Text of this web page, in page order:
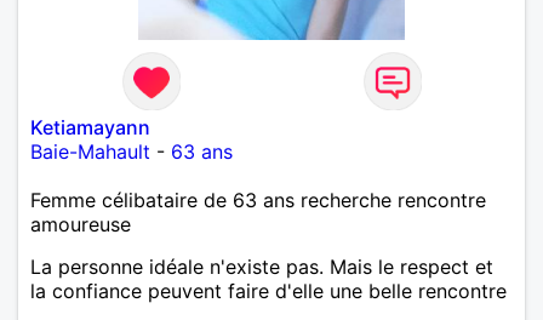
Ketiamayann
Baie-Mahault - 63 ans
Femme célibataire de 63 ans recherche rencontre
amoureuse
La personne idéale n'existe pas. Mais le respect et
la confiance peuvent faire d'elle une belle rencontre